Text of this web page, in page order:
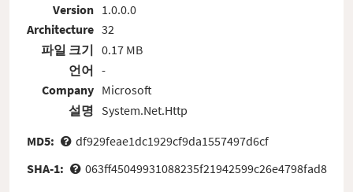
Version
Architecture
파일 크기
언어
Company
설명
1.0.0.0
32
0.17 MB
-
Microsoft
System.Net.Http
MD5:
df929feae1dc1929cf9da1557497d6cf
SHA-1:
063ff45049931088235f21942599c26e4798fad8